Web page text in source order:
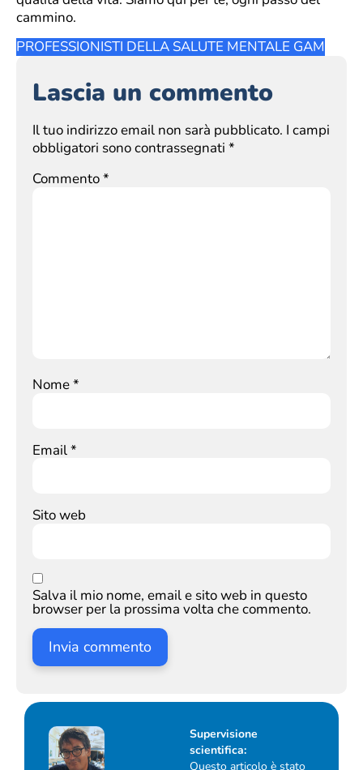
cammino.
PROFESSIONISTI DELLA SALUTE MENTALE GAM
Lascia un commento
Il tuo indirizzo email non sarà pubblicato. I campi
obbligatori sono contrassegnati *
Commento*
Nome*
Email*
Sito web
Salva il mio nome, email e sito web in questo
browser per la prossima volta che commento.
Supervisione
scientifica:
Questo articolo è stato